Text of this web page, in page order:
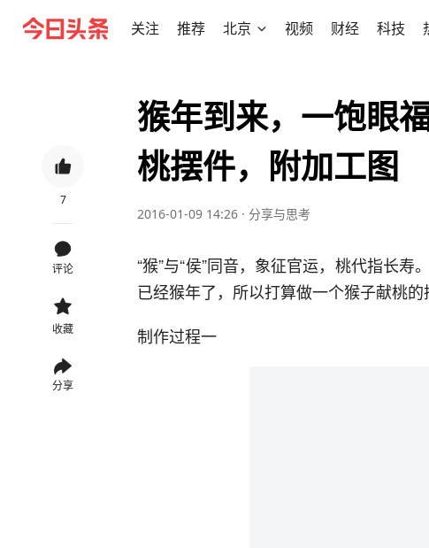
关注 推荐 北京 视频 财经 科技
7
评论
收藏
分享
猴年到来，一饱眼
桃摆件，附加工图
2016-01-09 14:26 · 分享与思考
“猴”与“侯”同音，象征官运，桃代指长寿
已经猴年了，所以打算做一个猴子献桃的
制作过程一